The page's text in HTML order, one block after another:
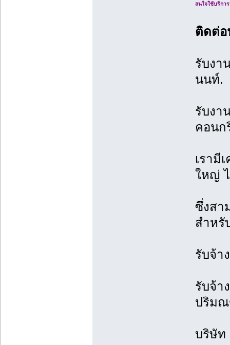
สนใจใช้บริกา
ติดต่
รับงา
นนท์.
รับงา
คอนก
เรามี
ใหญ่
ซึ่งสา
สำหรั
รับจ้า
รับจ้า
ปริม
บริษัท